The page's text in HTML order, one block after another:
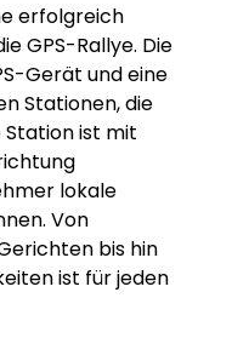
erfolgreich
GPS-Rallye. Die
Gerät und eine
Stationen, die
Station ist mit
lokale
Von
bis hin
ist für jeden